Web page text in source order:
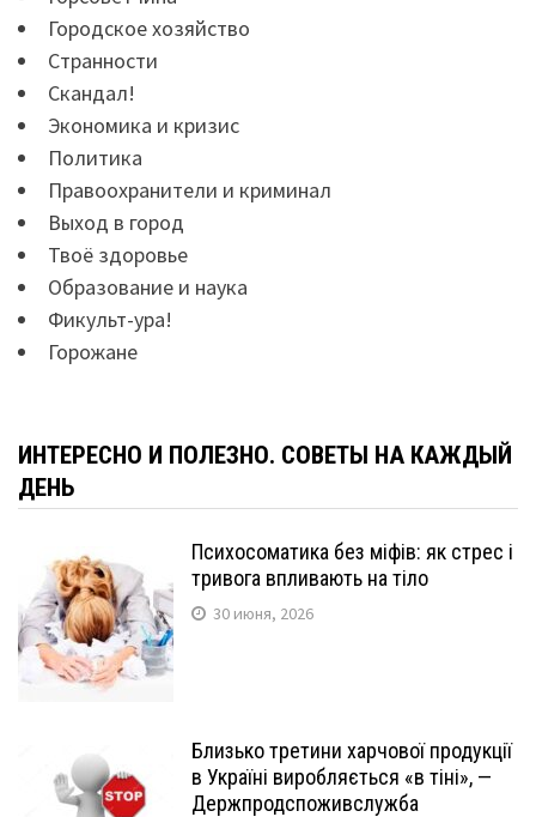
Городское хозяйство
Странности
Скандал!
Экономика и кризис
Политика
Правоохранители и криминал
Выход в город
Твоё здоровье
Образование и наука
Фикульт-ура!
Горожане
ИНТЕРЕСНО И ПОЛЕЗНО. СОВЕТЫ НА КАЖДЫЙ
ДЕНЬ
Психосоматика без міфів: як стрес і
тривога впливають на тіло
30 июня, 2026
Близько третини харчової продукції
в Україні виробляється «в тіні», —
Держпродспоживслужба